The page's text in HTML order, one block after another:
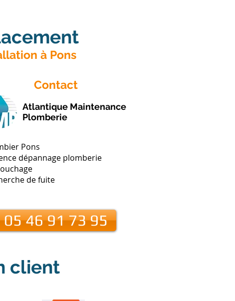
à Pons
Contact
Atlantique Maintenance
Plomberie
Pons
dépannage plomberie
de fuite
05 46 91 73 95
client